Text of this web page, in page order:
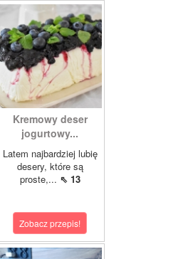
Kremowy deser
jogurtowy...
Latem najbardziej lubię
desery, które są
proste,... ⇖ 13
Zobacz przepis!